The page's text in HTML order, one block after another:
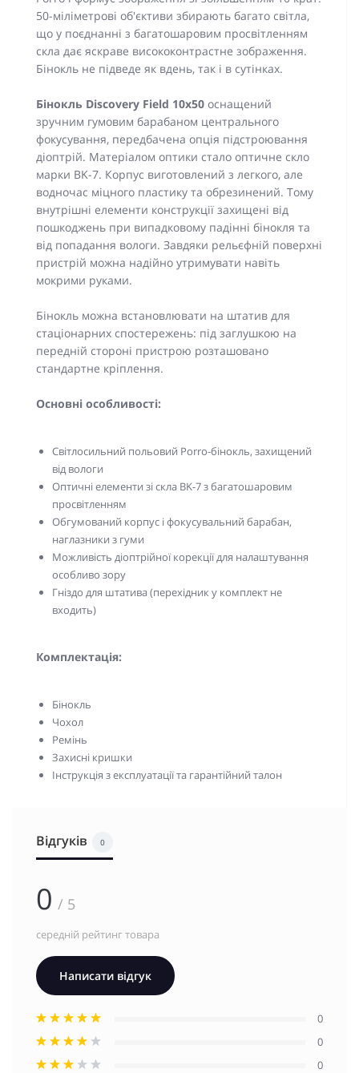
50-міліметрові об'єктиви збирають багато світла,
що у поєднанні з багатошаровим просвітленням
скла дає яскраве висококонтрастне зображення.
Бінокль не підведе як вдень, так і в сутінках.
Бінокль Discovery Field 10x50 оснащений
зручним гумовим барабаном центрального
фокусування, передбачена опція підстроювання
діоптрій. Матеріалом оптики стало оптичне скло
марки BK-7. Корпус виготовлений з легкого, але
водночас міцного пластику та обрезинений. Тому
внутрішні елементи конструкції захищені від
пошкоджень при випадковому падінні бінокля та
від попадання вологи. Завдяки рельєфній поверхні
пристрій можна надійно утримувати навіть
мокрими руками.
Бінокль можна встановлювати на штатив для
стаціонарних спостережень: під заглушкою на
передній стороні пристрою розташовано
стандартне кріплення.
Основні особливості:
Світлосильний польовий Porro-бінокль, захищений
від вологи
Оптичні елементи зі скла BK-7 з багатошаровим
просвітленням
Обгумований корпус і фокусувальний барабан,
наглазники з гуми
Можливість діоптрійної корекції для налаштування
особливо зору
Гніздо для штатива (перехідник у комплект не
входить)
Комплектація:
Бінокль
Чохол
Ремінь
Захисні кришки
Інструкція з експлуатації та гарантійний талон
Відгуків 0
0 / 5
середній рейтинг товара
Написати відгук
0
0
0